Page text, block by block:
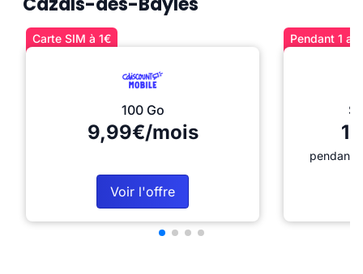
Carte SIM à 1€
100 Go
9,99€/mois
Voir l'offre
Pendant 1
pendant